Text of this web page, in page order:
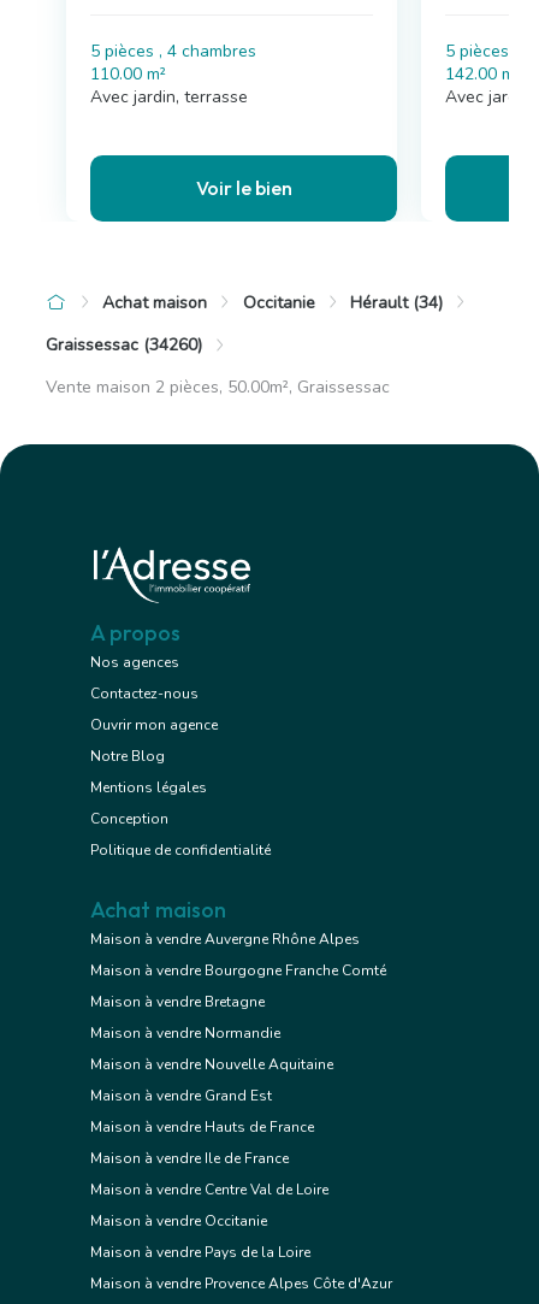
5 pièces , 4 chambres
110.00 m²
Avec jardin, terrasse
Voir le bien
5 pièces , 4
142.00 m²
Avec
Achat maison Occitanie
Hérault (34)
Graissessac (34260)
Vente maison 2 pièces, 50.00m², Graissessac
A propos
Nos agences
Contactez-nous
Ouvrir mon agence
Notre Blog
Mentions légales
Conception
Politique de confidentialité
Achat maison
Maison à vendre Auvergne Rhône Alpes
Maison à vendre Bourgogne Franche Comté
Maison à vendre Bretagne
Maison à vendre Normandie
Maison à vendre Nouvelle Aquitaine
Maison à vendre Grand Est
Maison à vendre Hauts de France
Maison à vendre Ile de France
Maison à vendre Centre Val de Loire
Maison à vendre Occitanie
Maison à vendre Pays de la Loire
Maison à vendre Provence Alpes Côte d'Azur